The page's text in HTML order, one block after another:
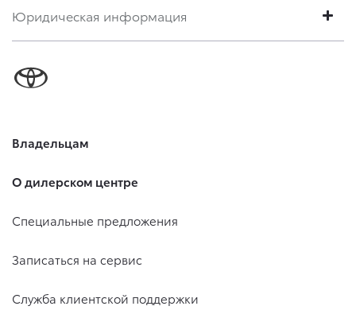
Юридическая информация
Владельцам
О дилерском центре
Специальные предложения
Записаться на сервис
Служба клиентской поддержки